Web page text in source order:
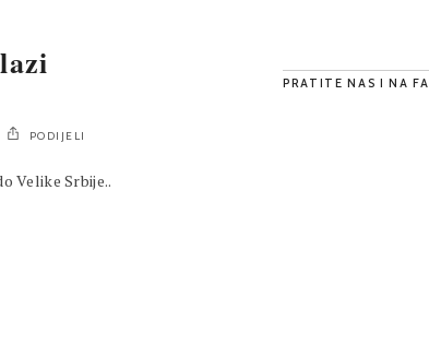
PODIJELI
Velike Srbije..
PRATITE NAS I NA